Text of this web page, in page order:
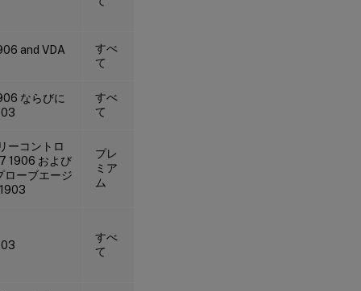
and VDA
すべ
て
ならびに
すべ
て
ーコントロ
1906 および
ローブエージ
プレ
ミア
ム
すべ
て